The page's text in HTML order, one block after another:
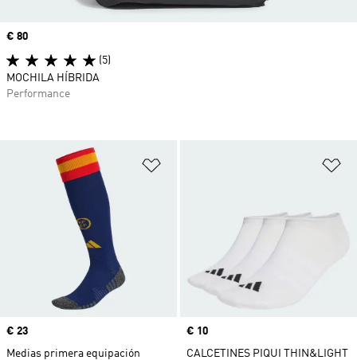
Precio
€ 23
Medias primera equipación
Precio
€ 10
CALCETINES PIQUI THIN&LIGHT
Precio
€ 80
(5)
MOCHILA HÍBRIDA
Performance